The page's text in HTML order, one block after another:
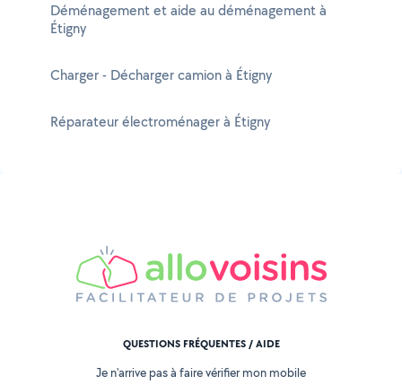
Déménagement et aide au déménagement à
Étigny
Charger - Décharger camion à Étigny
Réparateur électroménager à Étigny
QUESTIONS FRÉQUENTES / AIDE
Je n'arrive pas à faire vérifier mon mobile